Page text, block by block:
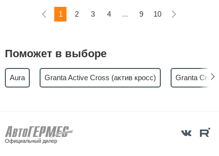
1 2 3 4 ... 9 10
Поможет в выборе
Aura Granta Active Cross (актив кросс) Granta
Официальный дилер